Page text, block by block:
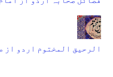
الرحیق المختوم اردو از